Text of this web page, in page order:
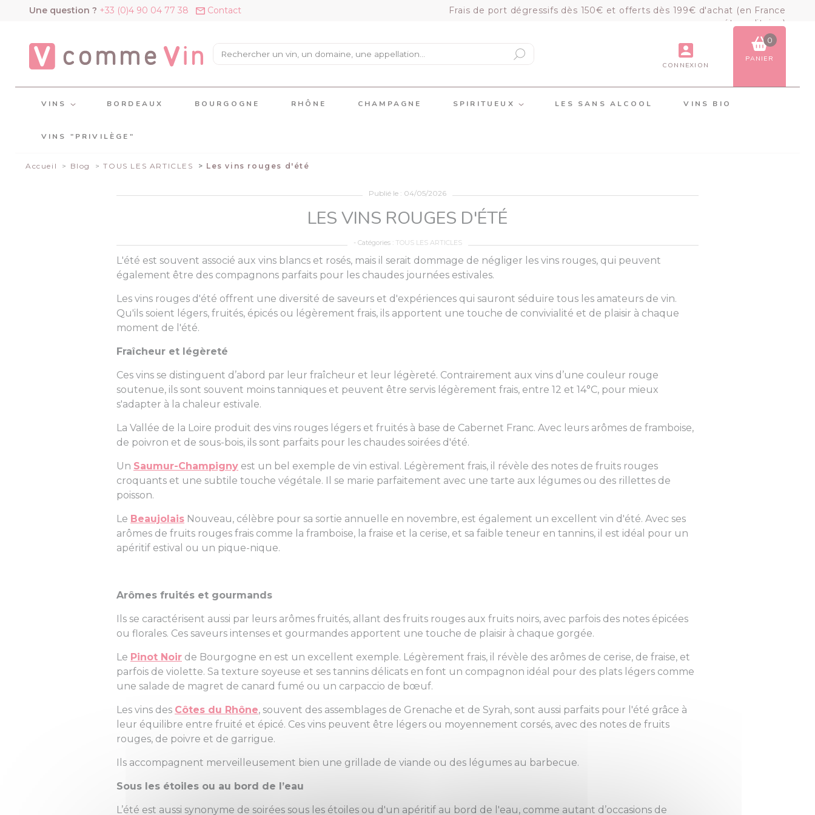
Une question ? +33 (0)4 90 04 77 38 Contact
Frais de port dégressifs dès 150€ et offerts dès 199€ d'achat (en France
métropolitaine)
CONNEXION
0
PANIER
VOIR LE PANIER COMMANDER
VINS BORDEAUX BOURGOGNE RHÔNE CHAMPAGNE SPIRITUEUX LES SANS ALCOOL VINS BIO
VINS "PRIVILÈGE"
Accueil Blog TOUS LES ARTICLES Les vins rouges d'été
Publié le : 04/05/2026
LES VINS ROUGES D'ÉTÉ
- Catégories : TOUS LES ARTICLES
L'été est souvent associé aux vins blancs et rosés, mais il serait dommage de négliger les vins rouges, qui peuvent
également être des compagnons parfaits pour les chaudes journées estivales.
Les vins rouges d'été offrent une diversité de saveurs et d'expériences qui sauront séduire tous les amateurs de vin.
Qu'ils soient légers, fruités, épicés ou légèrement frais, ils apportent une touche de convivialité et de plaisir à chaque
moment de l'été.
Fraîcheur et légèreté
Ces vins se distinguent d’abord par leur fraîcheur et leur légèreté. Contrairement aux vins d’une couleur rouge
soutenue, ils sont souvent moins tanniques et peuvent être servis légèrement frais, entre 12 et 14°C, pour mieux
s'adapter à la chaleur estivale.
La Vallée de la Loire produit des vins rouges légers et fruités à base de Cabernet Franc. Avec leurs arômes de framboise,
de poivron et de sous-bois, ils sont parfaits pour les chaudes soirées d'été.
Un Saumur-Champigny est un bel exemple de vin estival. Légèrement frais, il révèle des notes de fruits rouges
croquants et une subtile touche végétale. Il se marie parfaitement avec une tarte aux légumes ou des rillettes de
poisson.
Le Beaujolais Nouveau, célèbre pour sa sortie annuelle en novembre, est également un excellent vin d'été. Avec ses
arômes de fruits rouges frais comme la framboise, la fraise et la cerise, et sa faible teneur en tannins, il est idéal pour un
apéritif estival ou un pique-nique.
Arômes fruités et gourmands
Ils se caractérisent aussi par leurs arômes fruités, allant des fruits rouges aux fruits noirs, avec parfois des notes épicées
ou florales. Ces saveurs intenses et gourmandes apportent une touche de plaisir à chaque gorgée.
Le Pinot Noir de Bourgogne en est un excellent exemple. Légèrement frais, il révèle des arômes de cerise, de fraise, et
parfois de violette. Sa texture soyeuse et ses tannins délicats en font un compagnon idéal pour des plats légers comme
une salade de magret de canard fumé ou un carpaccio de bœuf.
Les vins des Côtes du Rhône, souvent des assemblages de Grenache et de Syrah, sont aussi parfaits pour l'été grâce à
leur équilibre entre fruité et épicé. Ces vins peuvent être légers ou moyennement corsés, avec des notes de fruits
rouges, de poivre et de garrigue.
Ils accompagnent merveilleusement bien une grillade de viande ou des légumes au barbecue.
Sous les étoiles ou au bord de l’eau
L’été est aussi synonyme de soirées sous les étoiles ou d'un apéritif au bord de l'eau, comme autant d’occasions de
Panneau de gestion des cookies